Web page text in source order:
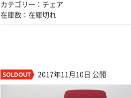
カテゴリー：チェア
在庫数：在庫切れ
2017年11月10日 公開